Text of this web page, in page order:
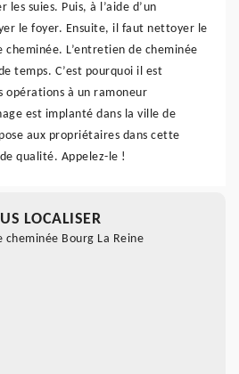
suies. Puis, à l’aide d’un
le foyer. Ensuite, il faut nettoyer le
L’entretien de cheminée
temps. C’est pourquoi il est
opérations à un ramoneur
est implanté dans la ville de
aux propriétaires dans cette
qualité. Appelez-le !
LOCALISER
cheminée Bourg La Reine